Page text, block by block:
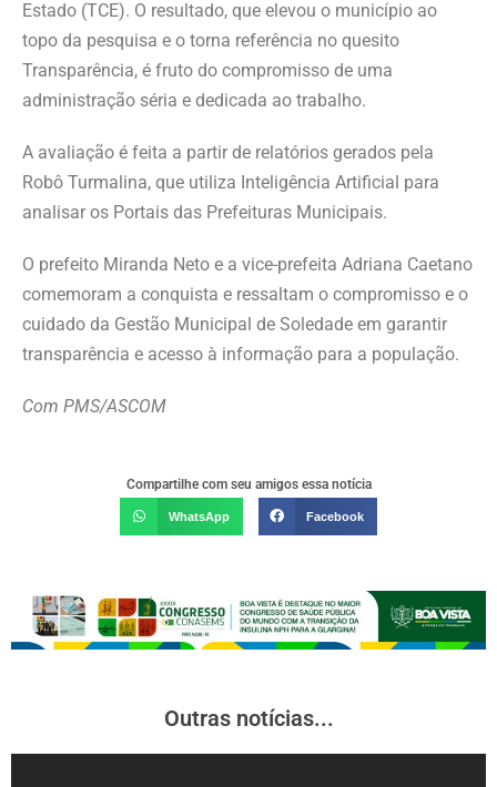
Estado (TCE). O resultado, que elevou o município ao
topo da pesquisa e o torna referência no quesito
Transparência, é fruto do compromisso de uma
administração séria e dedicada ao trabalho.
A avaliação é feita a partir de relatórios gerados pela
Robô Turmalina, que utiliza Inteligência Artificial para
analisar os Portais das Prefeituras Municipais.
O prefeito Miranda Neto e a vice-prefeita Adriana Caetano
comemoram a conquista e ressaltam o compromisso e o
cuidado da Gestão Municipal de Soledade em garantir
transparência e acesso à informação para a população.
Com PMS/ASCOM
Compartilhe com seu amigos essa notícia
WhatsApp Facebook
Outras notícias...